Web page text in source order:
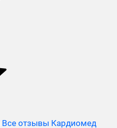
Все отзывы Кардиомед